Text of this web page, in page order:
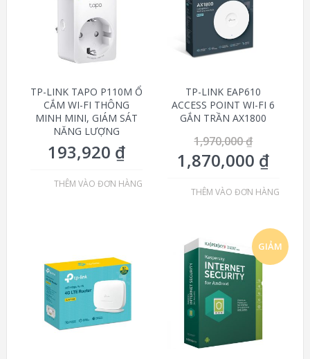
TP-LINK TAPO P110M Ổ
CẮM WI-FI THÔNG
MINH MINI, GIÁM SÁT
NĂNG LƯỢNG
193,920 ₫
THÊM VÀO ĐƠN HÀNG
TP-LINK EAP610
ACCESS POINT WI-FI 6
GẮN TRẦN AX1800
1,970,000₫
1,870,000 ₫
THÊM VÀO ĐƠN HÀNG
GIẢM
GIÁ!